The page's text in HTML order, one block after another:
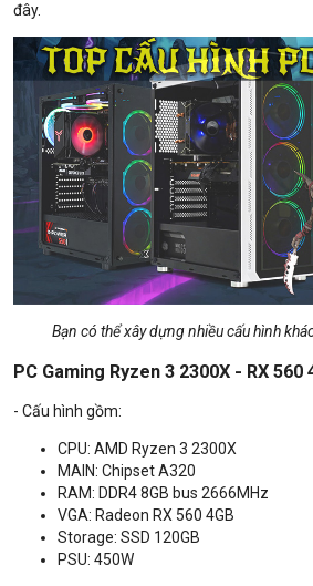
đây.
Bạn có thể xây dựng nhiều cấu hình
PC Gaming Ryzen 3 2300X - RX 560
- Cấu hình gồm:
CPU: AMD Ryzen 3 2300X
MAIN: Chipset A320
RAM: DDR4 8GB bus 2666MHz
VGA: Radeon RX 560 4GB
Storage: SSD 120GB
PSU: 450W